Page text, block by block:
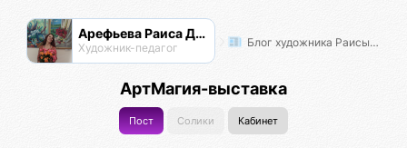
Арефьева Раиса Дмитриевна
Художник-педагог Блог художника Раисы Арефьевой
АртМагия-выставка
Пост Солики Кабинет